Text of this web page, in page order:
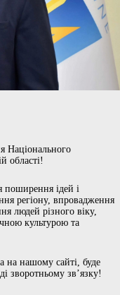
Національного
області!
поширення ідей і
регіону, впровадження
людей різного віку,
культурою та
на нашому сайті, буде
зворотньому зв’язку!